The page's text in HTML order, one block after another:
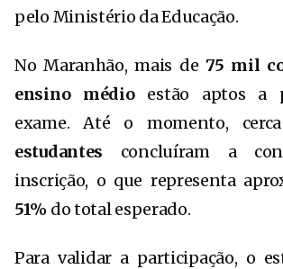
pelo Ministério da Educação.
No Maranhão, mais de75 mil
ensino médioestão aptos a
exame. Até o momento,
estudantes concluíram a
inscrição, o que representa
51% do total esperado.
Para validar a participação, o